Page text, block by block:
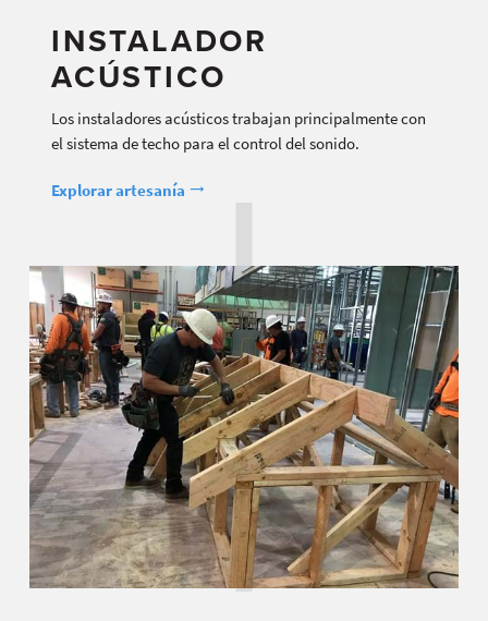
INSTALADOR
ACÚSTICO
Los instaladores acústicos trabajan principalmente con
el sistema de techo para el control del sonido.
Explorar artesanía